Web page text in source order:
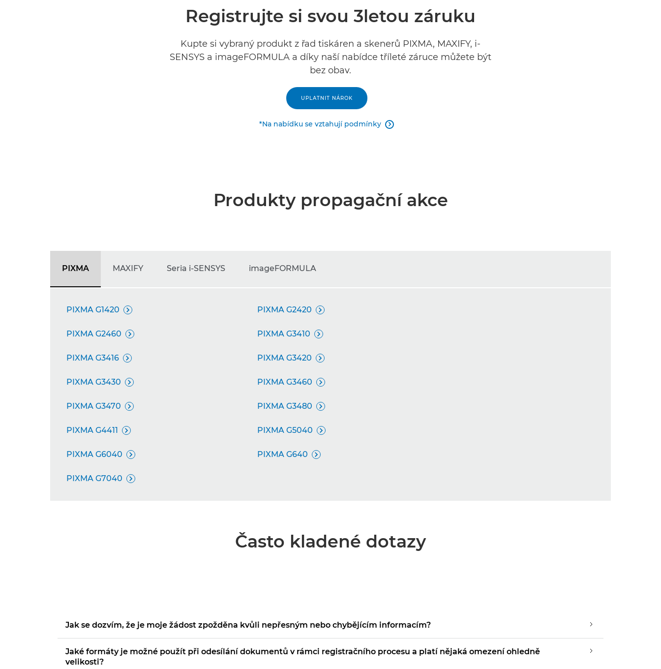
Registrujte si svou 3letou záruku
Kupte si vybraný produkt z řad tiskáren a skenerů PIXMA, MAXIFY, i-
SENSYS a imageFORMULA a díky naší nabídce tříleté záruce můžete být
bez obav.
UPLATNIT NÁROK
*Na nabídku se vztahují podmínky 
Produkty propagační akce
PIXMA
PIXMA G1420  PIXMA G2420 
PIXMA G2460  PIXMA G3410 
PIXMA G3416  PIXMA G3420 
PIXMA G3430  PIXMA G3460 
PIXMA G3470  PIXMA G3480 
PIXMA G4411  PIXMA G5040 
PIXMA G6040  PIXMA G640 
PIXMA G7040 
MAXIFY Seria i-SENSYS imageFORMULA
Často kladené dotazy
Jak se dozvím, že je moje žádost zpožděna kvůli nepřesným nebo chybějícím informacím?
Jaké formáty je možné použít při odesílání dokumentů v rámci registračního procesu a platí nějaká omezení ohledně
velikosti?